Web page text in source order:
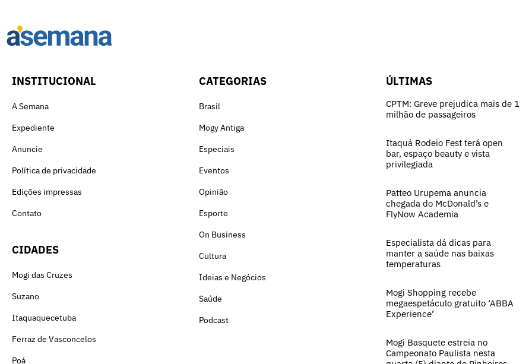
INSTITUCIONAL
A Semana
Expediente
Anuncie
Política de privacidade
Edições impressas
Contato
CIDADES
Mogi das Cruzes
Suzano
Itaquaquecetuba
Ferraz de Vasconcelos
Poá
CATEGORIAS
Brasil
Mogy Antiga
Especiais
Eventos
Opinião
Esporte
On Business
Cultura
Ideias e Negócios
Saúde
Podcast
ÚLTIMAS
CPTM: Greve prejudica mais de 1
milhão de passageiros
Itaquá Rodeio Fest terá open
bar, espaço beauty e vista
privilegiada
Patteo Urupema anuncia
chegada do McDonald’s e
FlyNow Academia
Especialista dá dicas para
manter a saúde nas baixas
temperaturas
Mogi Shopping recebe
megaespetáculo gratuito ‘ABBA
Experience’
Mogi Basquete estreia no
Campeonato Paulista nesta